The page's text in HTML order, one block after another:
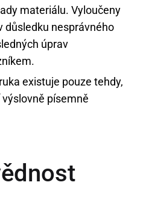
materiálu. Vyloučeny
důsledku nesprávného
úprav
existuje pouze tehdy,
písemně